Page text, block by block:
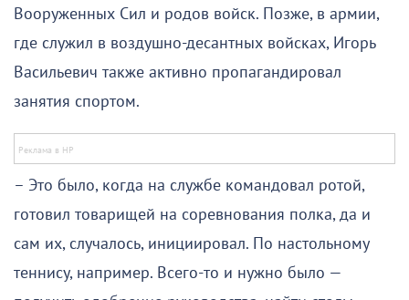
Вооруженных Сил и родов войск. Позже, в армии,
где служил в воздушно-десантных войсках, Игорь
Васильевич также активно пропагандировал
занятия спортом.
– Это было, когда на службе командовал ротой,
готовил товарищей на соревнования полка, да и
сам их, случалось, инициировал. По настольному
теннису, например. Всего-то и нужно было —